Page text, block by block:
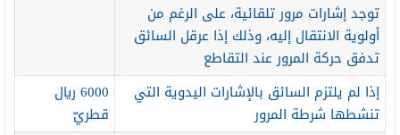
توجد إشارات مرور تلقائية، على الرغم من
أولوية الانتقال إليه، وذلك إذا عرقل السائق
تدفق حركة المرور عند التقاطع
إذا لم يلتزم السائق بالإشارات اليدوية التي
تنشطها شرطة المرور
6000 ريال
قطريّ